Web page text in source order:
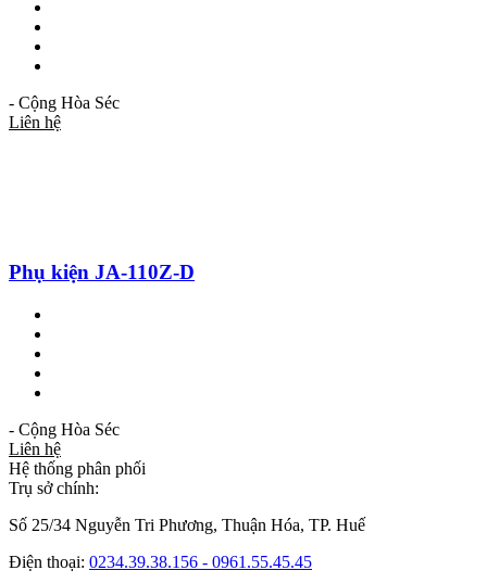
- Cộng Hòa Séc
Liên hệ
Phụ kiện JA-110Z-D
- Cộng Hòa Séc
Liên hệ
Hệ thống phân phối
Trụ sở chính:
Số 25/34 Nguyễn Tri Phương, Thuận Hóa, TP. Huế
Điện thoại: 0234.39.38.156 - 0961.55.45.45